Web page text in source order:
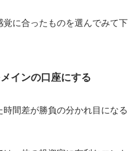
に合ったものを選んでみて下
インの口座にする
間差が勝負の分かれ目になる